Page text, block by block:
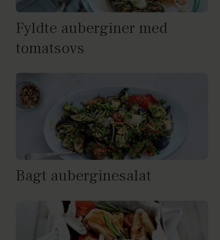
Fyldte auberginer med
tomatsovs
Bagt auberginesalat